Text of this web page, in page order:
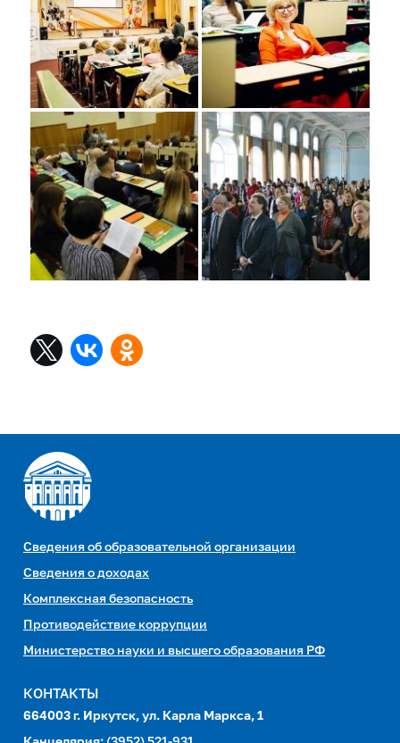
Сведения об образовательной организации
Сведения о доходах
Комплексная безопасность
Противодействие коррупции
Министерство науки и высшего образования РФ
КОНТАКТЫ
664003 г. Иркутск, ул. Карла Маркса, 1